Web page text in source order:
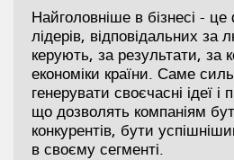
Найголовніше в бізнесі -
лідерів, відповідальних за
керують, за результати, за
економіки країни. Саме
генерувати своєчасні ідеї
що дозволять компаніям
конкурентів, бути
в своєму сегменті.